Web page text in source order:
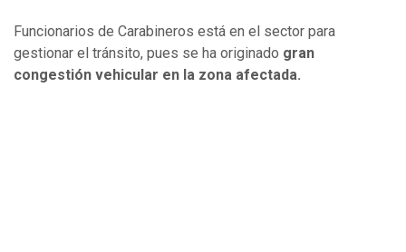
Funcionarios de Carabineros está en el sector para
gestionar el tránsito, pues se ha originado gran
congestión vehicular en la zona afectada.